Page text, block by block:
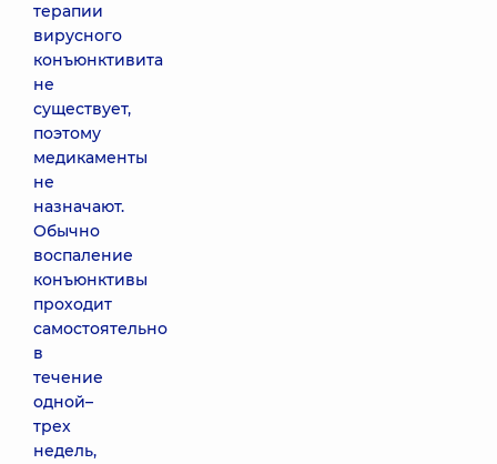
терапии
вирусного
конъюнктивита
не
существует,
поэтому
медикаменты
не
назначают.
Обычно
воспаление
конъюнктивы
проходит
самостоятельно
в
течение
одной–
трех
недель,